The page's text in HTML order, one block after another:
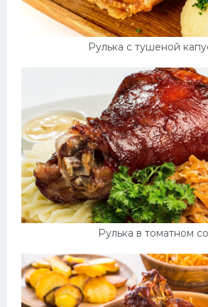
Рулька с тушеной
Рулька в томатном